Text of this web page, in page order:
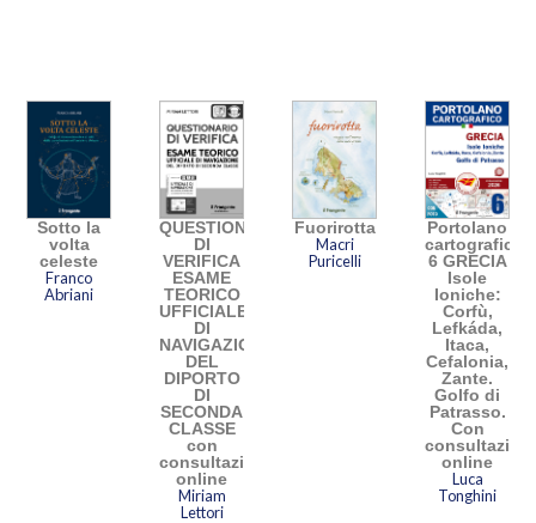
Sotto la
volta
celeste
Franco
Abriani
QUESTIONARIO
DI
VERIFICA
ESAME
TEORICO
UFFICIALE
DI
NAVIGAZIONE
DEL
DIPORTO
DI
SECONDA
CLASSE
con
consultazione
online
Miriam
Lettori
Fuorirotta
Macri
Puricelli
Portolano
cartografico
6 GRECIA
Isole
Ioniche:
Corfù,
Lefkáda,
Itaca,
Cefalonia,
Zante.
Golfo di
Patrasso.
Con
online
Luca
Tonghini